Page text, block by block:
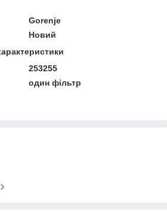
Gorenje
Новий
253255
один фільтр